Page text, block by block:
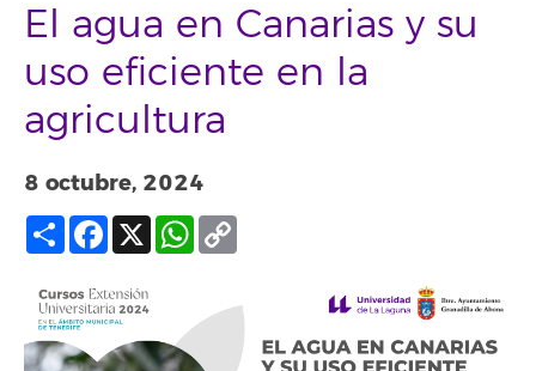
El agua en Canarias y su
uso eficiente en la
agricultura
8 octubre, 2024
Compartir
Facebook
X WhatsApp